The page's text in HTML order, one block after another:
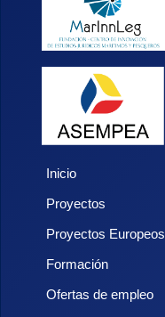
Inicio
Proyectos
Proyectos Europeos
Formación
Ofertas de empleo